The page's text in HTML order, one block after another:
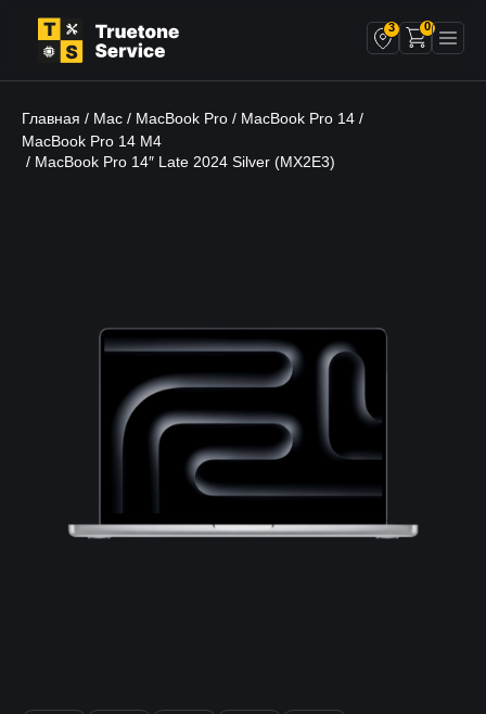
3 0
Главная / Mac / MacBook Pro / MacBook Pro 14 /
MacBook Pro 14 M4
/ MacBook Pro 14″ Late 2024 Silver (MX2E3)